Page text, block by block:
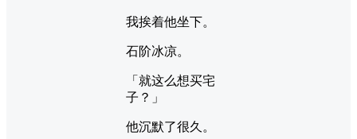
我挨着他坐下。
石阶冰凉。
「就这么想买宅
子？」
他沉默了很久。